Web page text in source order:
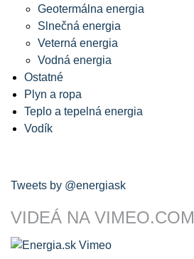
Geotermálna energia
Slnečná energia
Veterná energia
Vodná energia
Ostatné
Plyn a ropa
Teplo a tepelná energia
Vodík
Tweets by @energiask
VIDEÁ NA VIMEO.COM